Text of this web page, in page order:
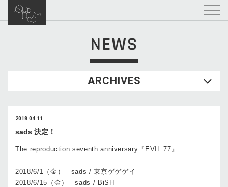
NEWS
ARCHIVES
2018.04.11
sads 決定！
The reproduction seventh anniversary『EVIL 77』
2018/6/1（金） sads / 東京ゲゲゲイ
2018/6/15（金） sads / BiSH